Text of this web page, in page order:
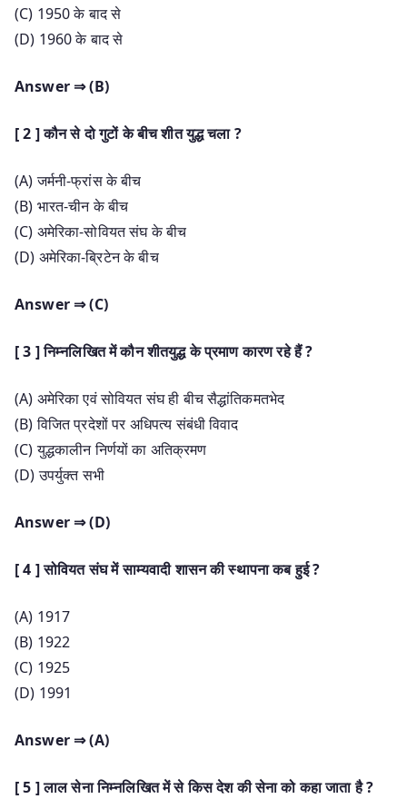
(C) 1950 के बाद से
(D) 1960 के बाद से
Answer ⇒ (B)
[ 2 ] कौन से दो गुटों के बीच शीत युद्ध चला ?
(A) जर्मनी-फ्रांस के बीच
(B) भारत-चीन के बीच
(C) अमेरिका-सोवियत संघ के बीच
(D) अमेरिका-ब्रिटेन के बीच
Answer ⇒ (C)
[ 3 ] निम्नलिखित में कौन शीतयुद्ध के प्रमाण कारण रहे हैं ?
(A) अमेरिका एवं सोवियत संघ ही बीच सैद्धांतिकमतभेद
(B) विजित प्रदेशों पर अधिपत्य संबंधी विवाद
(C) युद्धकालीन निर्णयों का अतिक्रमण
(D) उपर्युक्त सभी
Answer ⇒ (D)
[ 4 ] सोवियत संघ में साम्यवादी शासन की स्थापना कब हुई ?
(A) 1917
(B) 1922
(C) 1925
(D) 1991
Answer ⇒ (A)
[ 5 ] लाल सेना निम्नलिखित में से किस देश की सेना को कहा जाता है ?